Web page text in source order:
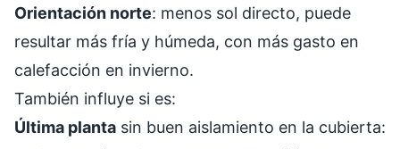
Orientación norte: menos sol directo, puede
resultar más fría y húmeda, con más gasto en
calefacción en invierno.
También influye si es:
Última planta sin buen aislamiento en la cubierta: